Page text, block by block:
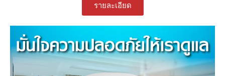
รายละเอียด